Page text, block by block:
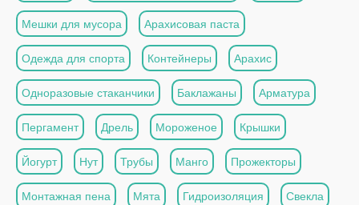
Мешки для мусора Арахисовая паста
Одежда для спорта Контейнеры Арахис
Одноразовые стаканчики Баклажаны Арматура
Пергамент Дрель Мороженое Крышки
Йогурт Нут Трубы Манго Прожекторы
Монтажная пена Мята Гидроизоляция Свекла